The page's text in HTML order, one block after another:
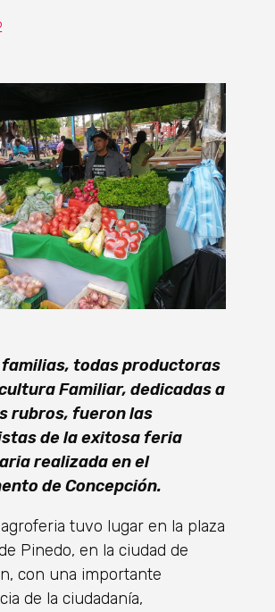
familias, todas productoras
Familiar, dedicadas a
rubros, fueron las
de la exitosa feria
realizada en el
de Concepción.
tuvo lugar en la plaza
Pinedo, en la ciudad de
con una importante
de la ciudadanía,